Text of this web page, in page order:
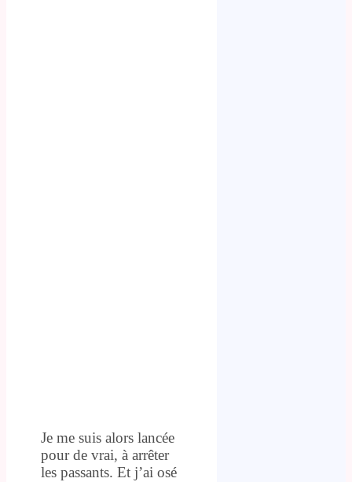
Je me suis alors lancée
pour de vrai, à arrêter
les passants. Et j’ai osé